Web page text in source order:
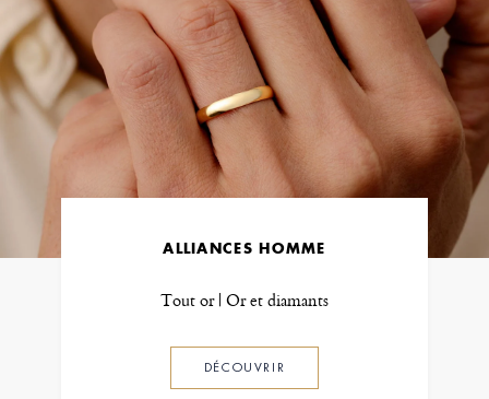
ALLIANCES HOMME
Tout or | Or et diamants
DÉCOUVRIR